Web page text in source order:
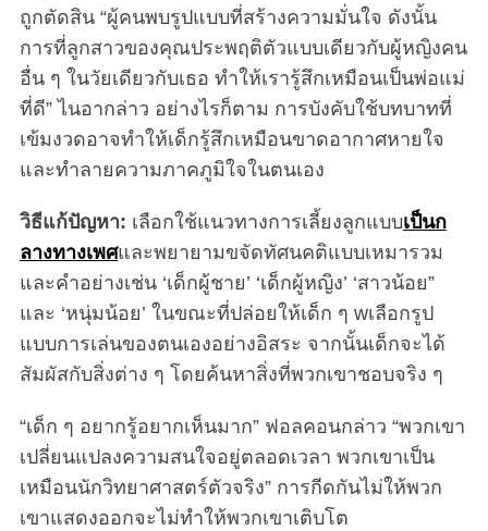
ถูกตัดสิน “ผู้คนพบรูปแบบที่สร้างความมั่นใจ ดังนั้น
การที่ลูกสาวของคุณประพฤติตัวแบบเดียวกับผู้หญิงคน
อื่น ๆ ในวัยเดียวกับเธอ ทำให้เรารู้สึกเหมือนเป็นพ่อแม่
ที่ดี” ไนอากล่าว อย่างไรก็ตาม การบังคับใช้บทบาทที่
เข้มงวดอาจทำให้เด็กรู้สึกเหมือนขาดอากาศหายใจ
และทำลายความภาคภูมิใจในตนเอง
วิธีแก้ปัญหา: เลือกใช้แนวทางการเลี้ยงลูกแบบเป็นก
ลางทางเพศและพยายามขจัดทัศนคติแบบเหมารวม
และคำอย่างเช่น ‘เด็กผู้ชาย’ ‘เด็กผู้หญิง’ ‘สาวน้อย”
และ ‘หนุ่มน้อย’ ในขณะที่ปล่อยให้เด็ก ๆ wเลือกรูป
แบบการเล่นของตนเองอย่างอิสระ จากนั้นเด็กจะได้
สัมผัสกับสิ่งต่าง ๆ โดยค้นหาสิ่งที่พวกเขาชอบจริง ๆ
“เด็ก ๆ อยากรู้อยากเห็นมาก” ฟอลคอนกล่าว “พวกเขา
เปลี่ยนแปลงความสนใจอยู่ตลอดเวลา พวกเขาเป็น
เหมือนนักวิทยาศาสตร์ตัวจริง” การกีดกันไม่ให้พวก
เขาแสดงออกจะไม่ทำให้พวกเขาเติบโต